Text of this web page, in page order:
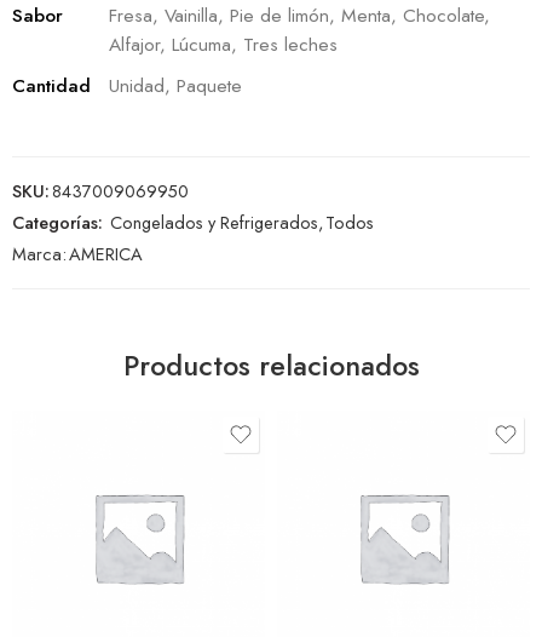
Sabor
Fresa, Vainilla, Pie de limón, Menta, Chocolate,
Alfajor, Lúcuma, Tres leches
Cantidad
Unidad, Paquete
SKU:8437009069950
Categorías: Congelados y Refrigerados,Todos
Marca:AMERICA
Productos relacionados